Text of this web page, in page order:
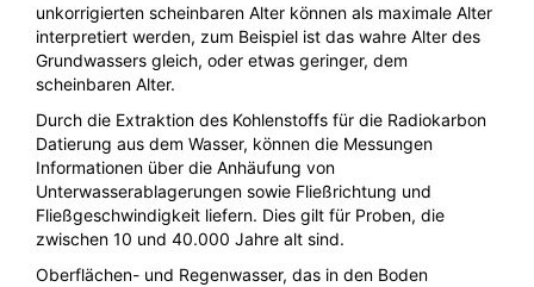
unkorrigierten scheinbaren Alter können als maximale Alter
interpretiert werden, zum Beispiel ist das wahre Alter des
Grundwassers gleich, oder etwas geringer, dem
scheinbaren Alter.
Durch die Extraktion des Kohlenstoffs für die Radiokarbon
Datierung aus dem Wasser, können die Messungen
Informationen über die Anhäufung von
Unterwasserablagerungen sowie Fließrichtung und
Fließgeschwindigkeit liefern. Dies gilt für Proben, die
zwischen 10 und 40.000 Jahre alt sind.
Oberflächen- und Regenwasser, das in den Boden